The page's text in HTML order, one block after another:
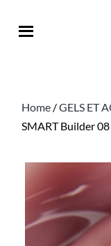
Home /GELS ET
SMART Builder